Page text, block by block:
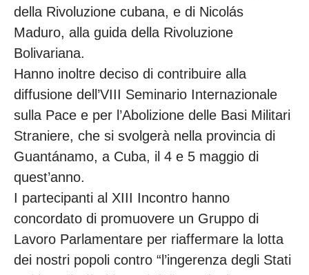
della Rivoluzione cubana, e di Nicolás
Maduro, alla guida della Rivoluzione
Bolivariana.
Hanno inoltre deciso di contribuire alla
diffusione dell’VIII Seminario Internazionale
sulla Pace e per l’Abolizione delle Basi Militari
Straniere, che si svolgerà nella provincia di
Guantánamo, a Cuba, il 4 e 5 maggio di
quest’anno.
I partecipanti al XIII Incontro hanno
concordato di promuovere un Gruppo di
Lavoro Parlamentare per riaffermare la lotta
dei nostri popoli contro “l’ingerenza degli Stati